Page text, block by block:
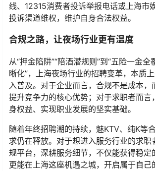
线、12315消费者投诉举报电话或上海市
投诉渠道维权，维护自身合法权益。
合规之路，让夜场行业更有温度
从“押金陷阱”“陪酒潜规则”到“五险一金全
晰化”，上海夜场行业的招聘变革，本质
入普及。对于企业而言，合规不是成本，
提升竞争力的核心优势；对于求职者而言
身权益、实现职业发展的坚实基础。
随着年终招聘潮的持续，魅KTV、纯K等
求仍在释放。对于想进入服务行业的求职
规平台，深耕服务细节，不仅能获得稳定
更能在上海这座机遇之城，开启属于自己